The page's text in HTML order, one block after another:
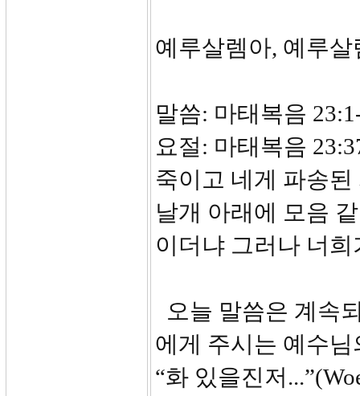
예루살렘아, 예루살
말씀: 마태복음
요절: 마태복음
죽이고 네게 파송
날개 아래에 모음
이더냐 그러나 너
오늘 말씀은 계속
에게 주시는 예수
“화 있을진저